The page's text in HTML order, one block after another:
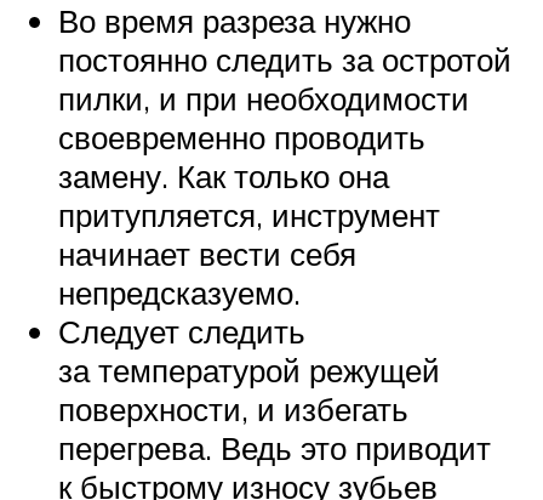
Во время разреза нужно
постоянно следить за остротой
пилки, и при необходимости
своевременно проводить
замену. Как только она
притупляется, инструмент
начинает вести себя
непредсказуемо.
Следует следить
за температурой режущей
поверхности, и избегать
перегрева. Ведь это приводит
к быстрому износу зубьев